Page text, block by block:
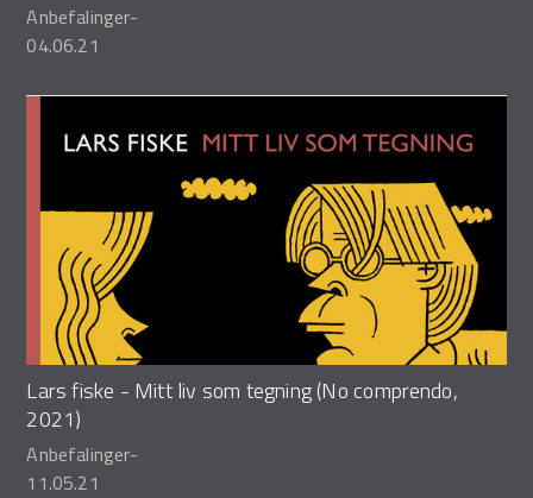
Anbefalinger-
04.06.21
Lars fiske - Mitt liv som tegning (No comprendo,
2021)
Anbefalinger-
11.05.21